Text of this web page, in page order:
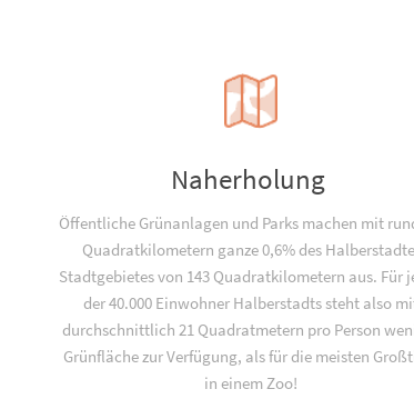
Naherholung
Öffentliche Grünanlagen und Parks machen mit
Quadratkilometern ganze 0,6% des
Stadtgebietes von 143 Quadratkilometern aus. Für
der 40.000 Einwohner Halberstadts steht also
durchschnittlich 21 Quadratmetern pro Person
Grünfläche zur Verfügung, als für die meisten
in einem Zoo!